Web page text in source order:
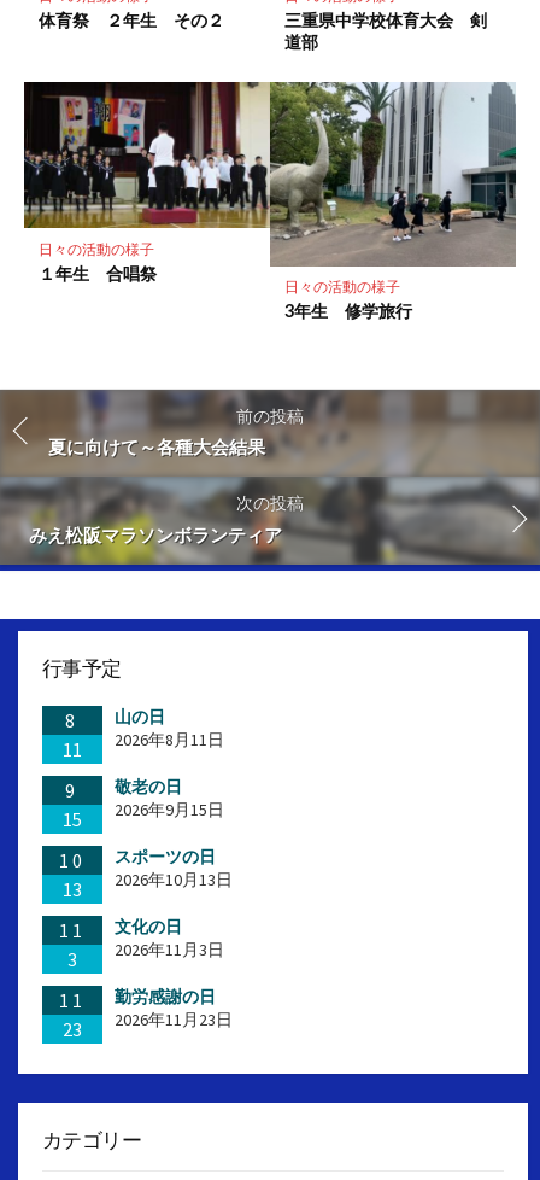
体育祭 ２年生 その２
三重県中学校体育大会 剣
道部
日々の活動の様子
１年生 合唱祭
日々の活動の様子
3年生 修学旅行
前の投稿
夏に向けて～各種大会結果
次の投稿
みえ松阪マラソンボランティア
行事予定
8
11
山の日
2026年8月11日
9
15
敬老の日
2026年9月15日
10
13
スポーツの日
2026年10月13日
11
3
文化の日
2026年11月3日
11
23
勤労感謝の日
2026年11月23日
カテゴリー